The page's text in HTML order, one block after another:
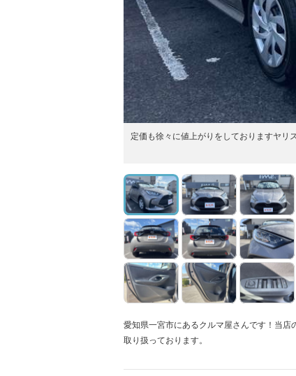
定価も徐々に値上がりをしておりますヤリ
愛知県一宮市にあるクルマ屋さんです！当
取り扱っております。